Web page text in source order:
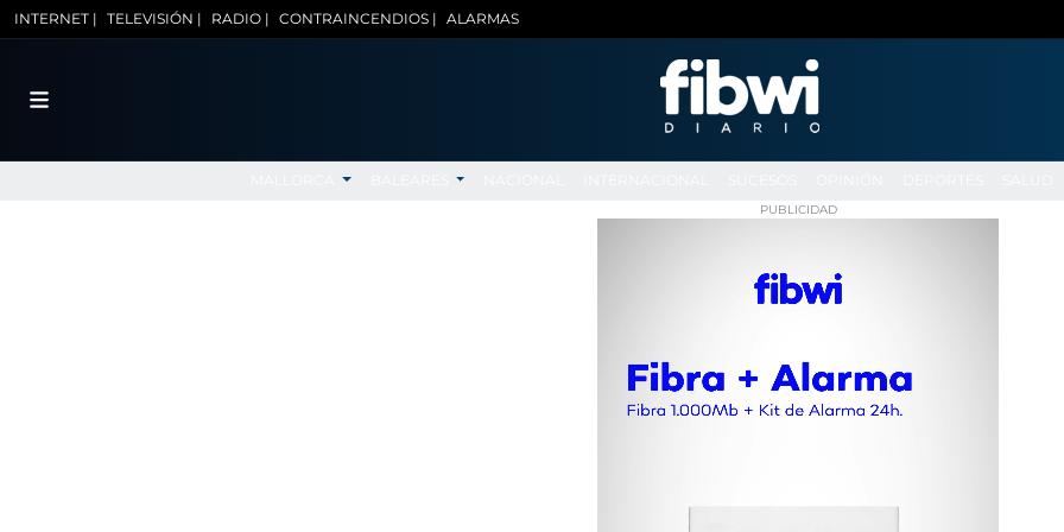
INTERNET | TELEVISIÓN | RADIO | CONTRAINCENDIOS | ALARMAS